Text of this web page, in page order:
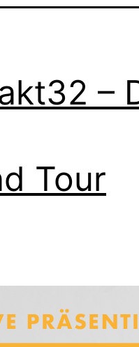
–
Tour